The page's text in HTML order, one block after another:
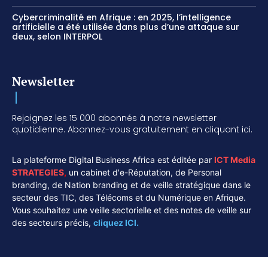
Cybercriminalité en Afrique : en 2025, l’intelligence
artificielle a été utilisée dans plus d’une attaque sur
deux, selon INTERPOL
Newsletter
Rejoignez les 15 000 abonnés à notre newsletter
quotidienne. Abonnez-vous gratuitement en cliquant ici.
La plateforme Digital Business Africa est éditée par ICT Media
STRATEGIES, un cabinet d'e-Réputation, de Personal
branding, de Nation branding et de veille stratégique dans le
secteur des TIC, des Télécoms et du Numérique en Afrique.
Vous souhaitez une veille sectorielle et des notes de veille sur
des secteurs précis, cliquez ICI.